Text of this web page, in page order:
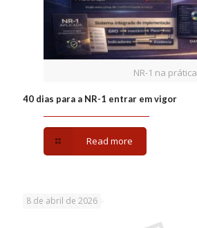
NR-1 na prática
40 dias para a NR-1 entrar em vigor
Read more
8 de abril de 2026